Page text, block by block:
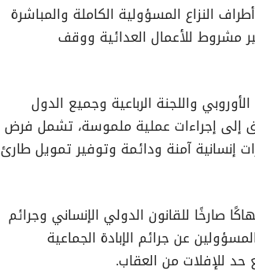
النزاع المسؤولية الكاملة والمباشرة
مشروط للأعمال العدائية ووقف
واللجنة الرباعية وجميع الدول
إلى إجراءات عملية ملموسة، تشمل فرض
آمنة ودائمة وتوفير تمويل طارئ
صارخًا للقانون الدولي الإنساني وجرائم
عن جرائم الإبادة الجماعية
حد للإفلات من العقاب.